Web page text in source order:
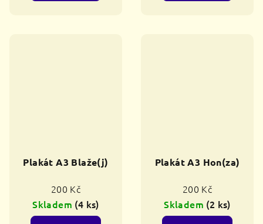
Plakát A3 Blaže(j)
200 Kč
Skladem (4 ks)
Plakát A3 Hon(za)
200 Kč
Skladem (2 ks)